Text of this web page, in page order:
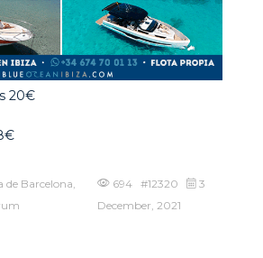
20€
Barcelona,
694 #12320
3
December, 2021